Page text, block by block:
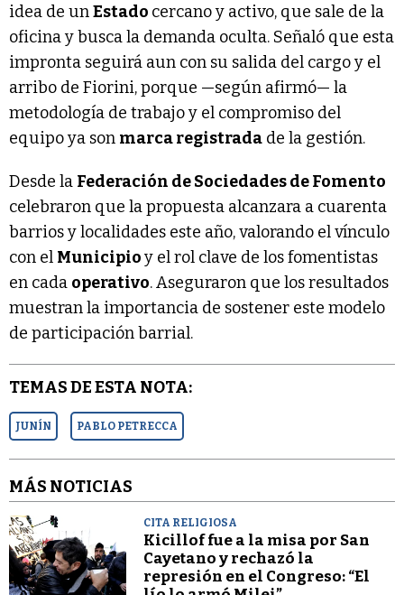
idea de unEstado cercano y activo, que sale de la
oficina y busca la demanda oculta. Señaló que esta
impronta seguirá aun con su salida del cargo y el
arribo de Fiorini, porque —según afirmó— la
metodología de trabajo y el compromiso del
equipo ya son marca registrada de la gestión.
Desde la Federación de Sociedades de Fomento
celebraron que la propuesta alcanzara a cuarenta
barrios y localidades este año, valorando el vínculo
con el Municipioy el rol clave de los fomentistas
en cada operativo. Aseguraron que los resultados
muestran la importancia de sostener este modelo
de participación barrial.
TEMAS DE ESTA NOTA:
JUNÍN PABLO PETRECCA
MÁS NOTICIAS
CITA RELIGIOSA
Kicillof fue a la misa por San
Cayetano y rechazó la
represión en el Congreso: “El